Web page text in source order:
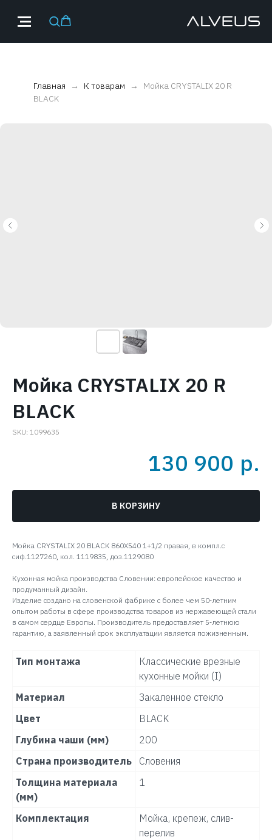
Главная К товарам
Мойка CRYSTALIX 20 R
BLACK
Мойка CRYSTALIX 20 R
BLACK
SKU: 1099635
130 900 р.
В КОРЗИНУ
Мойка CRYSTALIX 20 BLACK 860X540 1+1/2 правая, в компл.с
сиф.1127260, кол. 1119835, доз.1129080
Кухонная мойка производства Словении: европейское качество и
продуманный дизайн.
Изделие создано на словенской фабрике с более чем 50‑летним
опытом работы в сфере производства товаров из нержавеющей стали
в самом сердце Европы. Производитель предоставляет 5‑летнюю
гарантию, а заявленный срок эксплуатации является пожизненным.
Тип монтажа
Классические врезные
кухонные мойки (I)
Материал
Закаленное стекло
Цвет
BLACK
Глубина чаши (мм)
200
Страна производитель
Словения
Толщина материала
(мм)
1
Комплектация
Мойка, крепеж, слив-
перелив